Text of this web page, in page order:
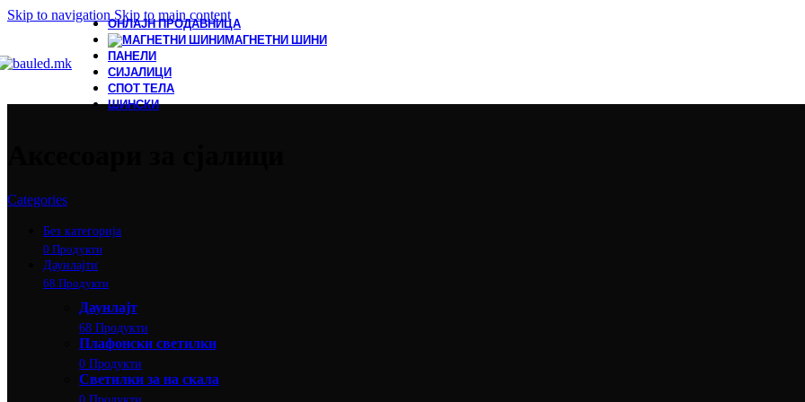
Skip to navigation Skip to main content
ОНЛАЈН ПРОДАВНИЦА
МАГНЕТНИ ШИНИ
ПАНЕЛИ
СИЈАЛИЦИ
СПОТ ТЕЛА
ШИНСКИ
Categories
Без категорија
0 Продукти
Даунлајти
68 Продукти
Даунлајт
68 Продукти
Плафонски светилки
0 Продукти
Светилки за на скала